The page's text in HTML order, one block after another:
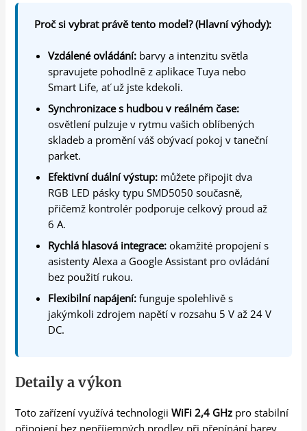
Proč si vybrat právě tento model? (Hlavní výhody):
Vzdálené ovládání: barvy a intenzitu světla
spravujete pohodlně z aplikace Tuya nebo
Smart Life, ať už jste kdekoli.
Synchronizace s hudbou v reálném čase:
osvětlení pulzuje v rytmu vašich oblíbených
skladeb a promění váš obývací pokoj v taneční
parket.
Efektivní duální výstup: můžete připojit dva
RGB LED pásky typu SMD5050 současně,
přičemž kontrolér podporuje celkový proud až
6 A.
Rychlá hlasová integrace: okamžité propojení s
asistenty Alexa a Google Assistant pro ovládání
bez použití rukou.
Flexibilní napájení: funguje spolehlivě s
jakýmkoli zdrojem napětí v rozsahu 5 V až 24 V
DC.
Detaily a výkon
Toto zařízení využívá technologiiWiFi 2,4 GHz pro stabilní